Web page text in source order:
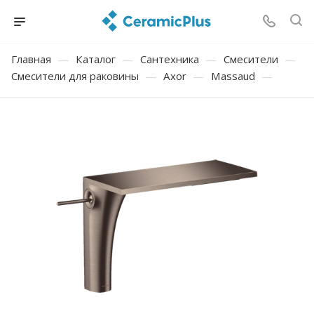
Главная — Каталог — Сантехника — Смесители —
Смесители для раковины — Axor — Massaud —